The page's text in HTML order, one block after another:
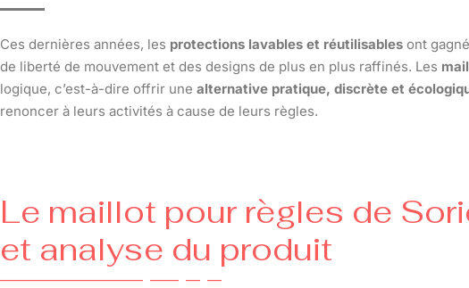
Ces dernières années, les protections lavables et réutilisables ont
de liberté de mouvement et des designs de plus en plus raffinés. Les
logique, c’est-à-dire offrir une alternative pratique, discrète et
renoncer à leurs activités à cause de leurs règles.
Le maillot pour règles de
et analyse du produit